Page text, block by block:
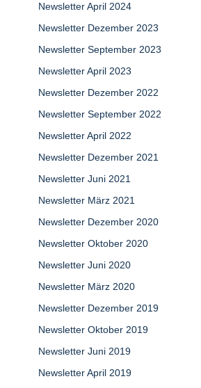
Newsletter April 2024
Newsletter Dezember 2023
Newsletter September 2023
Newsletter April 2023
Newsletter Dezember 2022
Newsletter September 2022
Newsletter April 2022
Newsletter Dezember 2021
Newsletter Juni 2021
Newsletter März 2021
Newsletter Dezember 2020
Newsletter Oktober 2020
Newsletter Juni 2020
Newsletter März 2020
Newsletter Dezember 2019
Newsletter Oktober 2019
Newsletter Juni 2019
Newsletter April 2019